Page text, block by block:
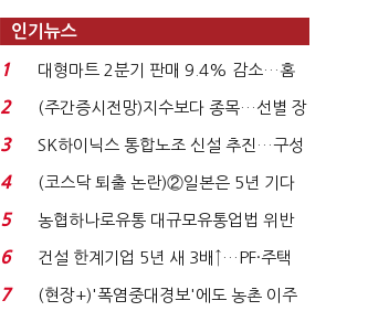
인기뉴스
1
대형마트 2분기 판매 9.4% 감소…홈
플러스 사태 여파...
2
(주간증시전망)지수보다 종목…선별 장
세 이어진다...
3
SK하이닉스 통합노조 신설 추진…구성
원 간 성과급 불...
4
(코스닥 퇴출 논란)②일본은 5년 기다
려주는데 우리는 ...
5
농협하나로유통 대규모유통업법 위반
적발…공정위, 과...
6
건설 한계기업 5년 새 3배↑…PF·주택
침체에 재무 ...
7
(현장+)'폭염중대경보'에도 농촌 이주